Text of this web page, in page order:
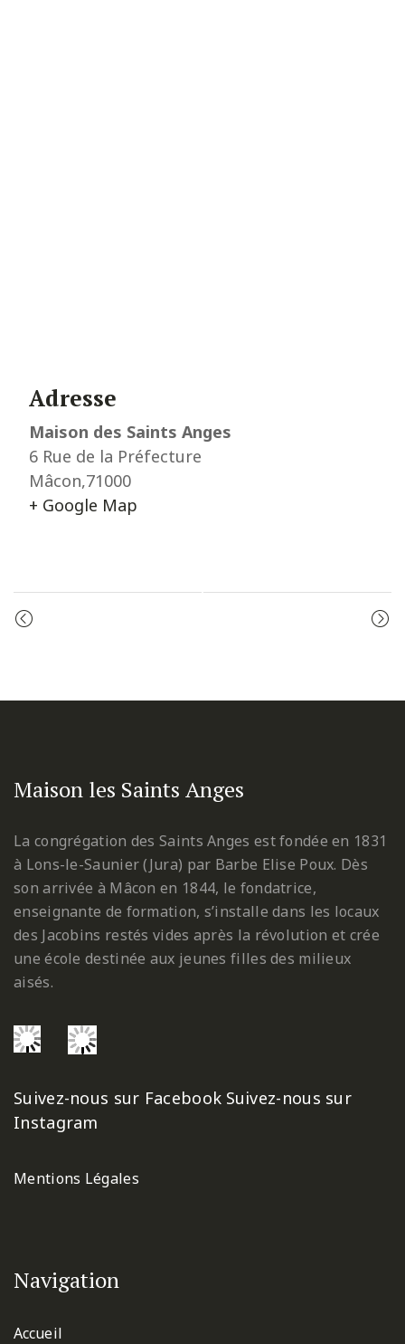
Adresse
Maison des Saints Anges
6 Rue de la Préfecture
Mâcon,71000
+ Google Map
Event
Maison les Saints Anges
La congrégation des Saints Anges est fondée en 1831
à Lons-le-Saunier (Jura) par Barbe Elise Poux. Dès
son arrivée à Mâcon en 1844, le fondatrice,
enseignante de formation, s’installe dans les locaux
des Jacobins restés vides après la révolution et crée
une école destinée aux jeunes filles des milieux
aisés.
Suivez-nous sur Facebook Suivez-nous sur
Instagram
Mentions Légales
Navigation
Accueil